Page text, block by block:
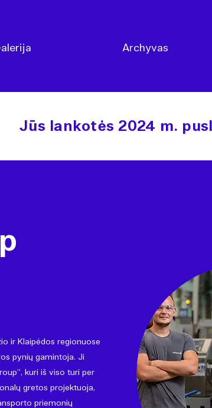
Archyvas
Jūs lankotės 2024 m.
ir Klaipėdos regionuose
pynių gamintoja. Ji
kuri iš viso turi per
gretos projektuoja,
priemonių